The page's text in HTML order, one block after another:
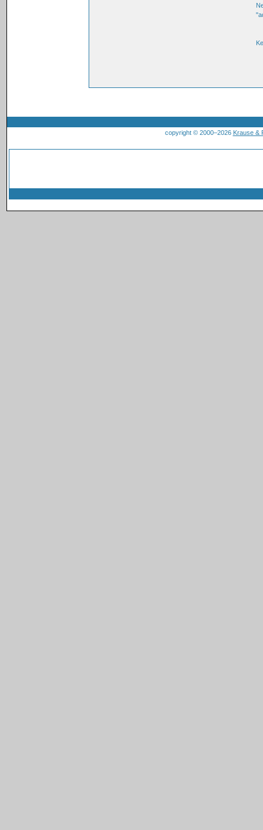
copyright © 2000–2026 Krause &